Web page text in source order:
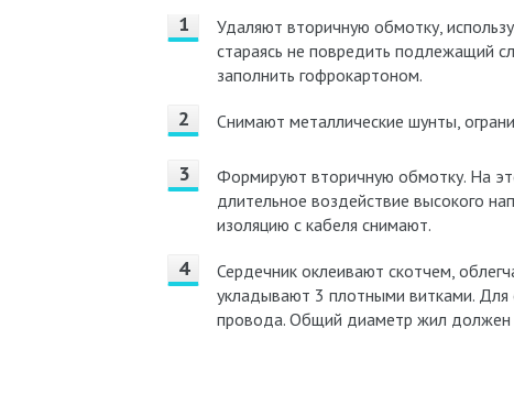
Удаляют вторичную обмотку,
стараясь не повредить подлежащий
заполнить гофрокартоном.
Снимают металлические шунты,
Формируют вторичную обмотку. На
длительное воздействие высокого
изоляцию с кабеля снимают.
Сердечник оклеивают скотчем,
укладывают 3 плотными витками. Для
провода. Общий диаметр жил должен